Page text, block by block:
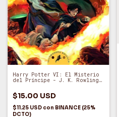
Harry Potter VI: El Misterio
del Príncipe - J. K. Rowling
$15.00 USD
$11.25 USD con BINANCE (25%
DCTO)